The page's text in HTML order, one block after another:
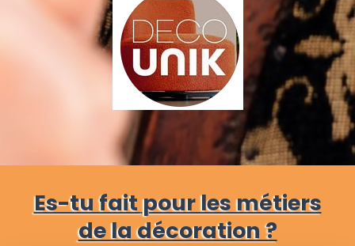
Es-tu faitpour les métiers
de la décoration ?